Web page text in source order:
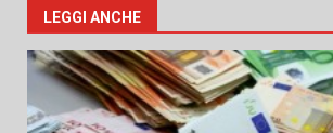
LEGGI ANCHE